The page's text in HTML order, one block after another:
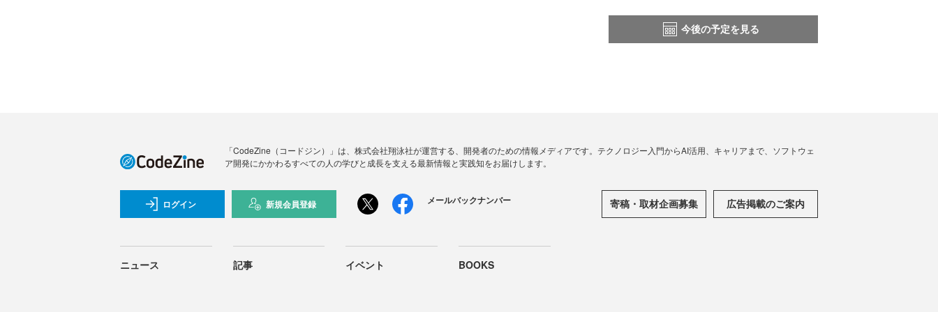
今後の予定を見る
「CodeZine（コードジン）」は、株式会社翔泳社が運営する、開発者のための情報メディアです。テクノロジー入門からAI活用、キャリアまで、ソフトウェ
ア開発にかかわるすべての人の学びと成長を支える最新情報と実践知をお届けします。
ログイン 新規会員登録 メールバックナンバー 寄稿・取材企画募集 広告掲載のご案内
ニュース 記事 イベント BOOKS